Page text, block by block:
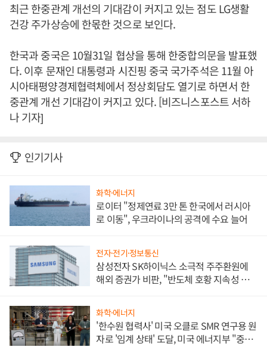
최근 한중관계 개선의 기대감이 커지고 있는 점도 LG생활
건강 주가상승에 한몫한 것으로 보인다.
한국과 중국은 10월31일 협상을 통해 한중합의문을 발표했
다. 이후 문재인 대통령과 시진핑 중국 국가주석은 11월 아
시아태평양경제협력체에서 정상회담도 열기로 하면서 한
중관계 개선 기대감이 커지고 있다. [비즈니스포스트 서하
나 기자]
인기기사
화학·에너지
로이터 "정제연료 3만 톤 한국에서 러시아
로 이동", 우크라이나의 공격에 수요 늘어
전자·전기·정보통신
삼성전자 SK하이닉스 소극적 주주환원에
해외 증권가 비판, "반도체 호황 지속성 의
화학·에너지
'한수원 협력사' 미국 오클로 SMR 연구용 원
자로 '임계 상태' 도달, 미국 에너지부 "중요